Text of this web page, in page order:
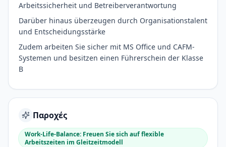
Arbeitssicherheit und Betreiberverantwortung
Darüber hinaus überzeugen durch Organisationstalent
und Entscheidungsstärke
Zudem arbeiten Sie sicher mit MS Office und CAFM-
Systemen und besitzen einen Führerschein der Klasse
B
Παροχές
Work-Life-Balance: Freuen Sie sich auf flexible
Arbeitszeiten im Gleitzeitmodell